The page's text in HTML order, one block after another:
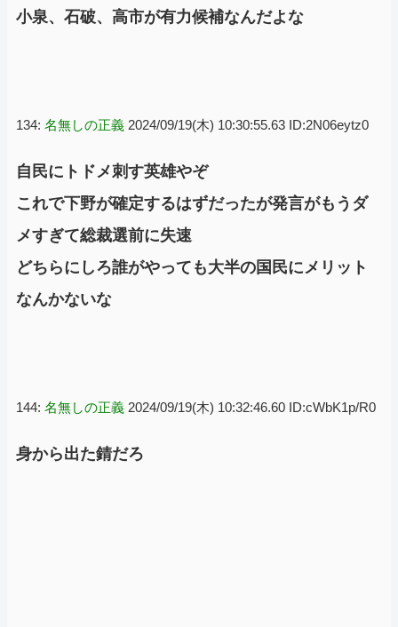
小泉、石破、高市が有力候補なんだよな
134: 名無しの正義 2024/09/19(木) 10:30:55.63 ID:2N06eytz0
自民にトドメ刺す英雄やぞ
これで下野が確定するはずだったが発言がもうダ
メすぎて総裁選前に失速
どちらにしろ誰がやっても大半の国民にメリット
なんかないな
144: 名無しの正義 2024/09/19(木) 10:32:46.60 ID:cWbK1p/R0
身から出た錆だろ